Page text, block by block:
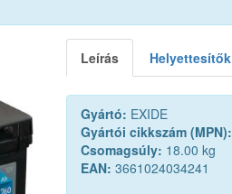
Leírás Helyettesítők
Gyártó: EXIDE
Gyártói cikkszám (MPN):
Csomagsúly: 18.00 kg
EAN: 3661024034241